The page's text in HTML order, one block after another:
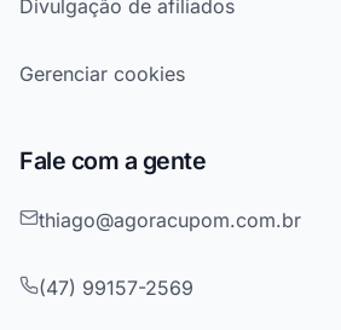
Divulgação de afiliados
Gerenciar cookies
Fale com a gente
thiago@agoracupom.com.br
(47) 99157-2569